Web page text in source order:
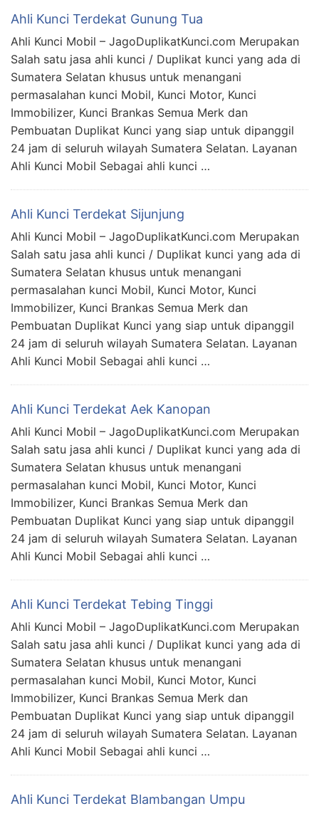
Ahli Kunci Terdekat Gunung Tua
Ahli Kunci Mobil – JagoDuplikatKunci.com Merupakan
Salah satu jasa ahli kunci / Duplikat kunci yang ada di
Sumatera Selatan khusus untuk menangani
permasalahan kunci Mobil, Kunci Motor, Kunci
Immobilizer, Kunci Brankas Semua Merk dan
Pembuatan Duplikat Kunci yang siap untuk dipanggil
24 jam di seluruh wilayah Sumatera Selatan. Layanan
Ahli Kunci Mobil Sebagai ahli kunci …
Ahli Kunci Terdekat Sijunjung
Ahli Kunci Mobil – JagoDuplikatKunci.com Merupakan
Salah satu jasa ahli kunci / Duplikat kunci yang ada di
Sumatera Selatan khusus untuk menangani
permasalahan kunci Mobil, Kunci Motor, Kunci
Immobilizer, Kunci Brankas Semua Merk dan
Pembuatan Duplikat Kunci yang siap untuk dipanggil
24 jam di seluruh wilayah Sumatera Selatan. Layanan
Ahli Kunci Mobil Sebagai ahli kunci …
Ahli Kunci Terdekat Aek Kanopan
Ahli Kunci Mobil – JagoDuplikatKunci.com Merupakan
Salah satu jasa ahli kunci / Duplikat kunci yang ada di
Sumatera Selatan khusus untuk menangani
permasalahan kunci Mobil, Kunci Motor, Kunci
Immobilizer, Kunci Brankas Semua Merk dan
Pembuatan Duplikat Kunci yang siap untuk dipanggil
24 jam di seluruh wilayah Sumatera Selatan. Layanan
Ahli Kunci Mobil Sebagai ahli kunci …
Ahli Kunci Terdekat Tebing Tinggi
Ahli Kunci Mobil – JagoDuplikatKunci.com Merupakan
Salah satu jasa ahli kunci / Duplikat kunci yang ada di
Sumatera Selatan khusus untuk menangani
permasalahan kunci Mobil, Kunci Motor, Kunci
Immobilizer, Kunci Brankas Semua Merk dan
Pembuatan Duplikat Kunci yang siap untuk dipanggil
24 jam di seluruh wilayah Sumatera Selatan. Layanan
Ahli Kunci Mobil Sebagai ahli kunci …
Ahli Kunci Terdekat Blambangan Umpu